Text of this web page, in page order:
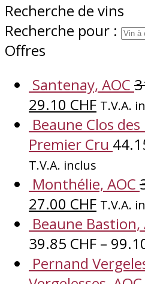
Recherche de vins
Recherche pour :
Offres
Santenay, AOC
29.10 CHF T.V.A.
Beaune Clos
Premier Cru
T.V.A. inclus
Monthélie, AOC
27.00 CHF T.V.A.
Beaune Bastion,
39.85 CHF –
Pernand